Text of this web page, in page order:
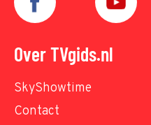
Over TVgids.nl
SkyShowtime
Contact